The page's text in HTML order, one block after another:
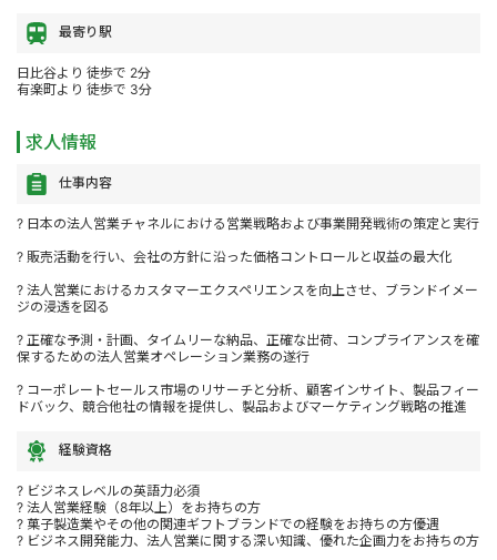
最寄り駅
日比谷より 徒歩で 2分
有楽町より 徒歩で 3分
求人情報
仕事内容
? 日本の法人営業チャネルにおける営業戦略および事業開発戦術の策定と実行
? 販売活動を行い、会社の方針に沿った価格コントロールと収益の最大化
? 法人営業におけるカスタマーエクスペリエンスを向上させ、ブランドイメー
ジの浸透を図る
? 正確な予測・計画、タイムリーな納品、正確な出荷、コンプライアンスを確
保するための法人営業オペレーション業務の遂行
? コーポレートセールス市場のリサーチと分析、顧客インサイト、製品フィー
ドバック、競合他社の情報を提供し、製品およびマーケティング戦略の推進
経験資格
? ビジネスレベルの英語力必須
? 法人営業経験（8年以上）をお持ちの方
? 菓子製造業やその他の関連ギフトブランドでの経験をお持ちの方優遇
? ビジネス開発能力、法人営業に関する深い知識、優れた企画力をお持ちの方